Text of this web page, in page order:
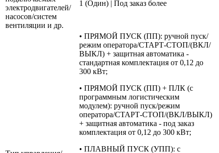
электродвигателей/
насосов/систем
вентиляции и др.
1 (Один) | Под заказ более
• ПРЯМОЙ ПУСК (ПП): ручной пуск/
режим оператора/СТАРТ-СТОП/(ВКЛ/
ВЫКЛ) + защитная автоматика -
стандартная комплектация от 0,12 до
300 кВт;
• ПРЯМОЙ ПУСК (ПП) + ПЛК (с
программным логистическим
модулем): ручной пуск/режим
оператора/СТАРТ-СТОП/(ВКЛ/ВЫКЛ)
+ защитная автоматика - под заказ
комплектация от 0,12 до 300 кВт;
• ПЛАВНЫЙ ПУСК (УПП): с